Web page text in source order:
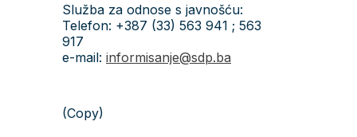
Služba za odnose s javnošću:
Telefon: +387 (33) 563 941 ; 563
917
e-mail: informisanje@sdp.ba
(Copy)